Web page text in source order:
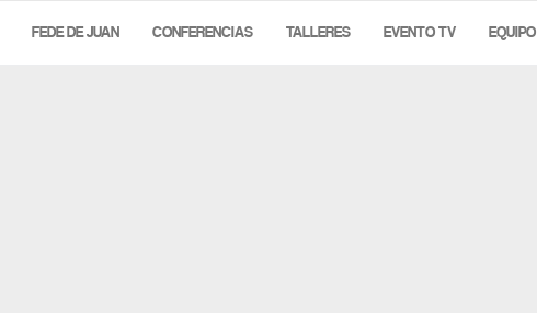
FEDE DE JUAN CONFERENCIAS TALLERES EVENTO TV EQUIPO